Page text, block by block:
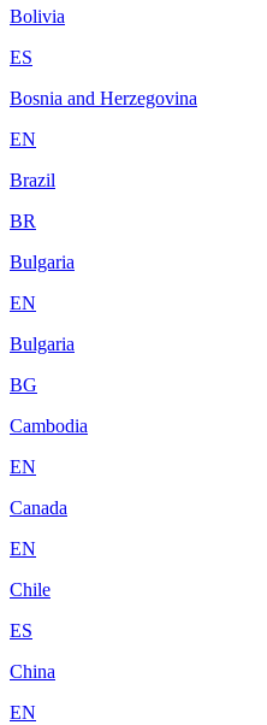
Bolivia
ES
Bosnia and Herzegovina
EN
Brazil
BR
Bulgaria
EN
Bulgaria
BG
Cambodia
EN
Canada
EN
Chile
ES
China
EN